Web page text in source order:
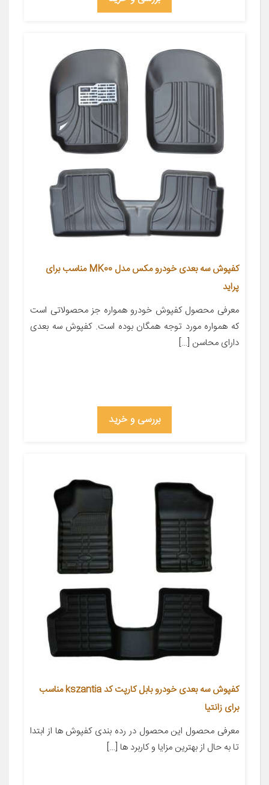
کفپوش سه بعدی خودرو مکس مدل MK00 مناسب برای
پراید
معرفی محصول کفپوش خودرو همواره جز محصولاتی است
که همواره مورد توجه همگان بوده است. کفپوش سه بعدی
دارای محاسن […]
بررسی و خرید
کفپوش سه بعدی خودرو بابل کارپت کد kszantia مناسب
برای زانتیا
معرفی محصول این محصول در رده بندی کفپوش ها از ابتدا
تا به حال از بهترین مزایا و کاربرد ها […]